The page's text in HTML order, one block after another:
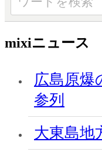
mixiニュース
広島原爆
参列
大東島地